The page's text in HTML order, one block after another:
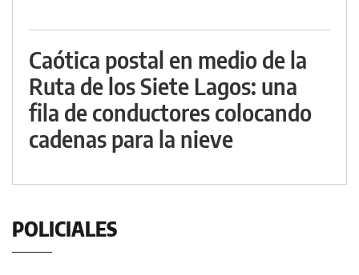
Caótica postal en medio de la
Ruta de los Siete Lagos: una
fila de conductores colocando
cadenas para la nieve
POLICIALES